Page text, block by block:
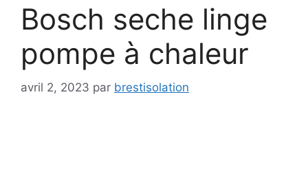
Bosch seche linge
pompe à chaleur
avril 2, 2023 par brestisolation